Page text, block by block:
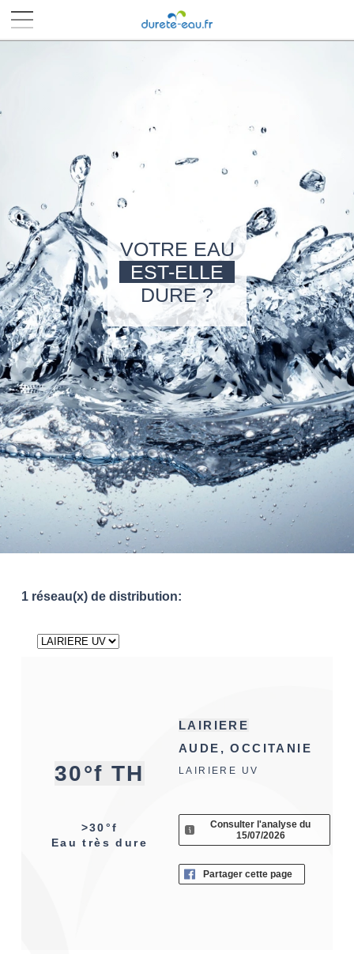
VOTRE EAU
EST-ELLE
DURE ?
1 réseau(x) de distribution:
30°f TH
>30°f
Eau très dure
LAIRIERE
AUDE, OCCITANIE
LAIRIERE UV
Consulter l'analyse du
15/07/2026
Partager cette page